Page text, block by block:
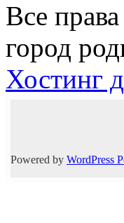
Все
город
Хостинг
Powered by WordPress